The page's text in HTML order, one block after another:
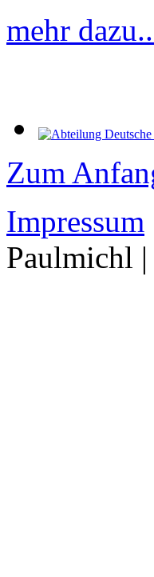
mehr
Zum
Impressum
Paulmichl |